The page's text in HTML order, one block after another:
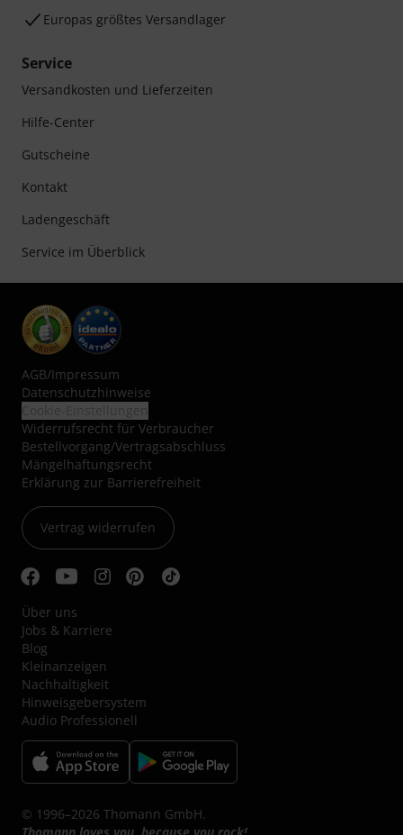
Europas größtes Versandlager
Service
Versandkosten und Lieferzeiten
Hilfe-Center
Gutscheine
Kontakt
Ladengeschäft
Service im Überblick
AGB/Impressum
Datenschutzhinweise
Widerrufsrecht für Verbraucher
Bestellvorgang/Vertragsabschluss
Mängelhaftungsrecht
Erklärung zur Barrierefreiheit
Vertrag widerrufen
Über uns
Jobs & Karriere
Blog
Kleinanzeigen
Nachhaltigkeit
Hinweisgebersystem
Audio Professionell
© 1996–2026 Thomann GmbH.